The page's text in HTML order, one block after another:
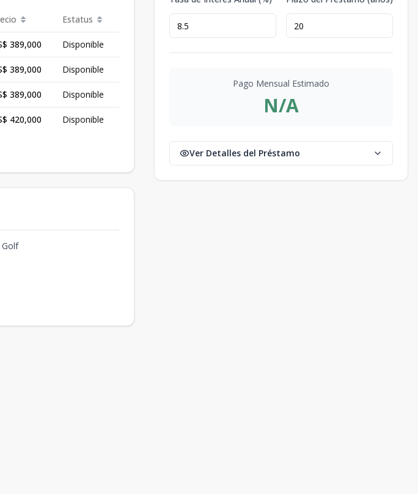
Estatus
389,000 Disponible
389,000 Disponible
389,000 Disponible
420,000 Disponible
Pago Mensual Estimado
N/A
Ver Detalles del Préstamo